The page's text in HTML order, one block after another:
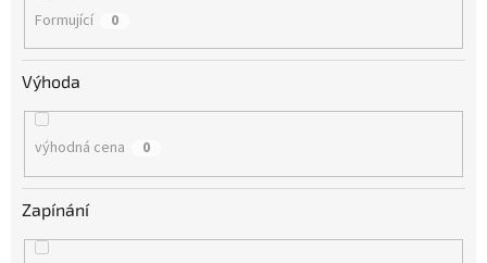
Formující 0
Výhoda
výhodná cena 0
Zapínání